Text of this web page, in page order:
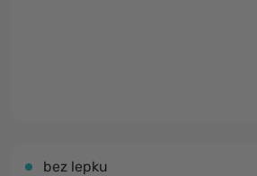
bez lepku